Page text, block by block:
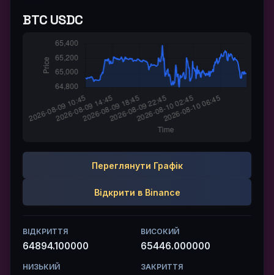
BTC USDC
Переглянути Графік
Відкрити в Binance
ВІДКРИТТЯ
64894.100000
ВИСОКИЙ
65446.000000
НИЗЬКИЙ ЗАКРИТТЯ